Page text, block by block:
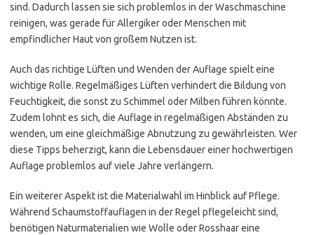
sind. Dadurch lassen sie sich problemlos in der Waschmaschine
reinigen, was gerade für Allergiker oder Menschen mit
empfindlicher Haut von großem Nutzen ist.
Auch das richtige Lüften und Wenden der Auflage spielt eine
wichtige Rolle. Regelmäßiges Lüften verhindert die Bildung von
Feuchtigkeit, die sonst zu Schimmel oder Milben führen könnte.
Zudem lohnt es sich, die Auflage in regelmäßigen Abständen zu
wenden, um eine gleichmäßige Abnutzung zu gewährleisten. Wer
diese Tipps beherzigt, kann die Lebensdauer einer hochwertigen
Auflage problemlos auf viele Jahre verlängern.
Ein weiterer Aspekt ist die Materialwahl im Hinblick auf Pflege.
Während Schaumstoffauflagen in der Regel pflegeleicht sind,
benötigen Naturmaterialien wie Wolle oder Rosshaar eine